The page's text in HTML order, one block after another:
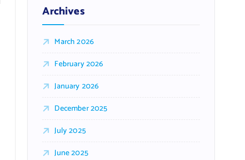
Archives
March 2026
February 2026
January 2026
December 2025
July 2025
June 2025